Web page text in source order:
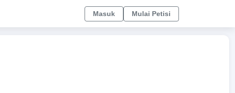
Masuk Mulai Petisi